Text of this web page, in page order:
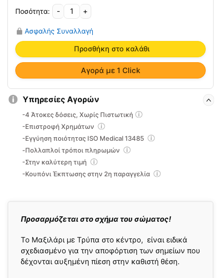
Προσαρμόζεται στο σχήμα του σώματος!
To Μαξιλάρι με Τρύπα στο κέντρο, είναι ειδικά
σχεδιασμένο για την αποφόρτιση των σημείων που
δέχονται αυξημένη πίεση στην καθιστή θέση.
-
Μαξιλάρι
με
Τρύπα
08-
2-
019
ποσότητα
+
Ασφαλής Συναλλαγή
Προσθήκη στο καλάθι
Αγορά με 1 Click
Υπηρεσίες Αγορών
-4 Άτοκες δόσεις, Χωρίς Πιστωτική
-Επιστροφή Χρημάτων
-Εγγύηση ποιότητας ISO Medical 13485
-Πολλαπλοί τρόποι πληρωμών
-Στην καλύτερη τιμή
-Κουπόνι Έκπτωσης στην 2η παραγγελία